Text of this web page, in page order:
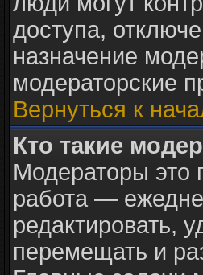
доступа,
назначение
модераторские
Вернуться к
Кто такие
Модераторы это
работа —
редактировать,
перемещать и